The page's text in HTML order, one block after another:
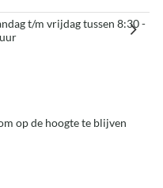
t/m vrijdag tussen 8:30 -
op de hoogte te blijven